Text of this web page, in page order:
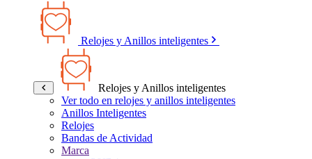
Relojes y Anillos inteligentes
Relojes y Anillos inteligentes
Ver todo en relojes y anillos inteligentes
Anillos Inteligentes
Relojes
Bandas de Actividad
Marca